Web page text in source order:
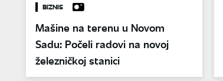
BIZNIS
Mašine na terenu u Novom
Sadu: Počeli radovi na novoj
železničkoj stanici